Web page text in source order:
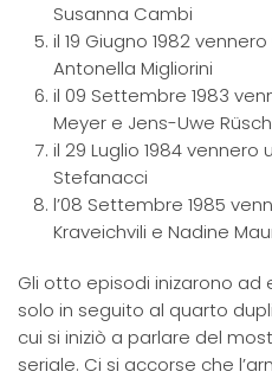
Susanna Cambi
il 19 Giugno 1982
Antonella Migliorini
il 09 Settembre 1983
Meyer e Jens-Uwe Rüsch
il 29 Luglio 1984 vennero
Stefanacci
l’08 Settembre 1985
Kraveichvili e Nadine
Gli otto episodi inizarono ad
solo in seguito al quarto
cui si iniziò a parlare del
seriale. Ci si accorse che